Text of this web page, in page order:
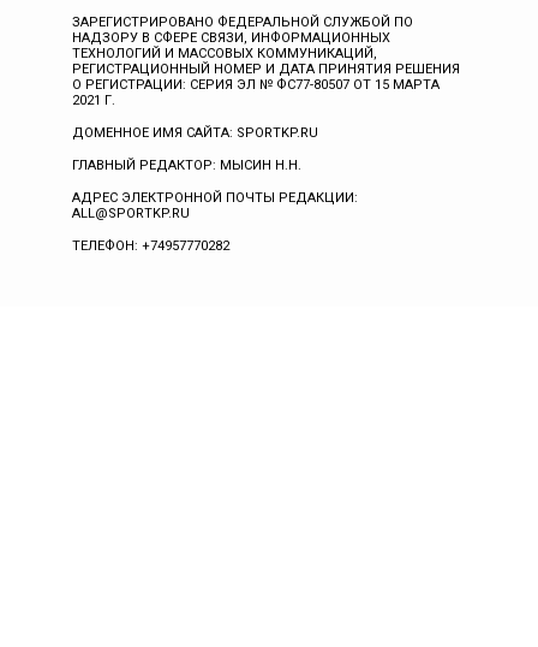
ЗАРЕГИСТРИРОВАНО ФЕДЕРАЛЬНОЙ СЛУЖБОЙ ПО
НАДЗОРУ В СФЕРЕ СВЯЗИ, ИНФОРМАЦИОННЫХ
ТЕХНОЛОГИЙ И МАССОВЫХ КОММУНИКАЦИЙ,
РЕГИСТРАЦИОННЫЙ НОМЕР И ДАТА ПРИНЯТИЯ РЕШЕНИЯ
О РЕГИСТРАЦИИ: СЕРИЯ ЭЛ № ФС77-80507 ОТ 15 МАРТА
2021 Г.
ДОМЕННОЕ ИМЯ САЙТА: SPORTKP.RU
ГЛАВНЫЙ РЕДАКТОР: МЫСИН Н.Н.
АДРЕС ЭЛЕКТРОННОЙ ПОЧТЫ РЕДАКЦИИ:
ALL@SPORTKP.RU
ТЕЛЕФОН: +74957770282